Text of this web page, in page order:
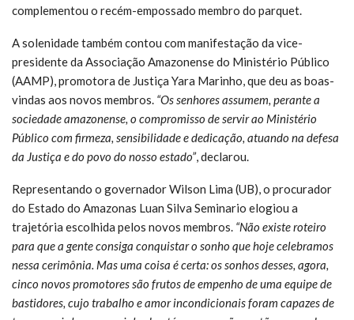
complementou o recém-empossado membro do parquet.
A solenidade também contou com manifestação da vice-
presidente da Associação Amazonense do Ministério Público
(AAMP), promotora de Justiça Yara Marinho, que deu as boas-
vindas aos novos membros. “Os senhores assumem, perante a
sociedade amazonense, o compromisso de servir ao Ministério
Público com firmeza, sensibilidade e dedicação, atuando na defesa
da Justiça e do povo do nosso estado”, declarou.
Representando o governador Wilson Lima (UB), o procurador
do Estado do Amazonas Luan Silva Seminario elogiou a
trajetória escolhida pelos novos membros. “Não existe roteiro
para que a gente consiga conquistar o sonho que hoje celebramos
nessa cerimônia. Mas uma coisa é certa: os sonhos desses, agora,
cinco novos promotores são frutos de empenho de uma equipe de
bastidores, cujo trabalho e amor incondicionais foram capazes de